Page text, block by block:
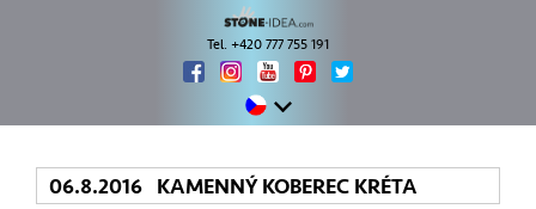
Tel. +420 777 755 191
06.8.2016 KAMENNÝ KOBEREC KRÉTA